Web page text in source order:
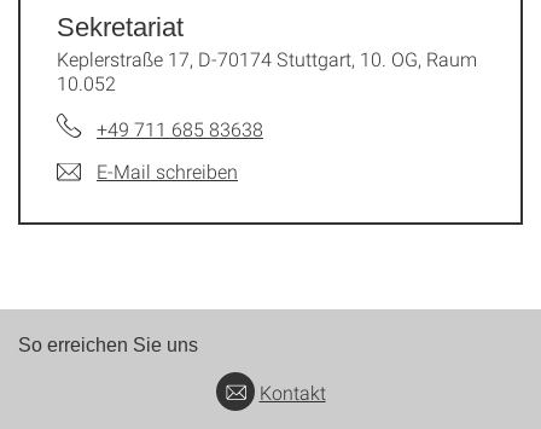
Sekretariat
Keplerstraße 17, D-70174 Stuttgart, 10. OG, Raum
10.052
+49 711 685 83638
E-Mail schreiben
So erreichen Sie uns
Kontakt